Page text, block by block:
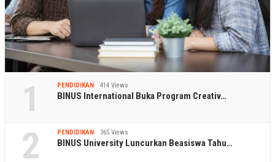
1 PENDIDIKAN 414 Views
BINUS International Buka Program Creativ…
2 PENDIDIKAN 365 Views
BINUS University Luncurkan Beasiswa Tahu…